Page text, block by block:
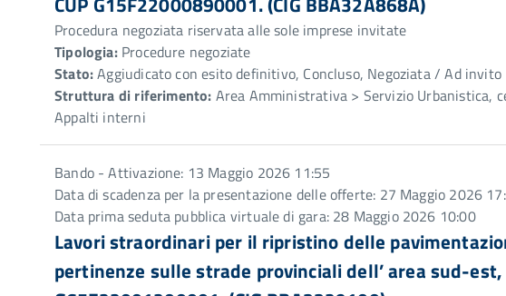
Procedura negoziata riservata alle sole imprese invitate
Tipologia:Procedure negoziate
Stato:Aggiudicato con esito definitivo, Concluso, Negoziata / Ad invito
Struttura di riferimento: Area Amministrativa > Servizio Urbanistica,
Appalti interni
Bando - Attivazione: 13 Maggio 2026 11:55
Data di scadenza per la presentazione delle offerte: 27 Maggio 2026
Data prima seduta pubblica virtuale di gara: 28 Maggio 2026 10:00
Lavori straordinari per il ripristino delle
pertinenze sulle strade provinciali dell’ area sud-